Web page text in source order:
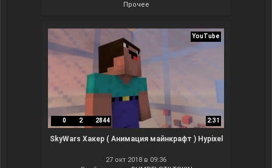
Прочее
YouTube
0 2 2844 2:31
SkyWars Хакер ( Анимация майнкрафт ) Hypixel
27 окт 2018 в 09:36